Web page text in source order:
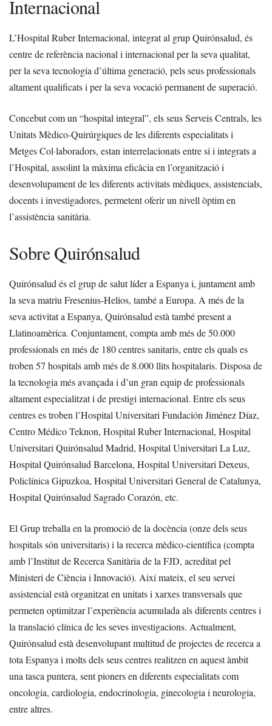
Internacional
L’Hospital Ruber Internacional, integrat al grup Quirónsalud, és
centre de referència nacional i internacional per la seva qualitat,
per la seva tecnologia d’última generació, pels seus professionals
altament qualificats i per la seva vocació permanent de superació.
Concebut com un “hospital integral”, els seus Serveis Centrals, les
Unitats Mèdico-Quirúrgiques de les diferents especialitats i
Metges Col·laboradors, estan interrelacionats entre si i integrats a
l’Hospital, assolint la màxima eficàcia en l’organització i
desenvolupament de les diferents activitats mèdiques, assistencials,
docents i investigadores, permetent oferir un nivell òptim en
l’assistència sanitària.
Sobre Quirónsalud
Quirónsalud és el grup de salut líder a Espanya i, juntament amb
la seva matriu Fresenius-Helios, també a Europa. A més de la
seva activitat a Espanya, Quirónsalud està també present a
Llatinoamèrica. Conjuntament, compta amb més de 50.000
professionals en més de 180 centres sanitaris, entre els quals es
troben 57 hospitals amb més de 8.000 llits hospitalaris. Disposa de
la tecnologia més avançada i d’un gran equip de professionals
altament especialitzat i de prestigi internacional. Entre els seus
centres es troben l’Hospital Universitari Fundación Jiménez Díaz,
Centro Médico Teknon, Hospital Ruber Internacional, Hospital
Universitari Quirónsalud Madrid, Hospital Universitari La Luz,
Hospital Quirónsalud Barcelona, Hospital Universitari Dexeus,
Policlínica Gipuzkoa, Hospital Universitari General de Catalunya,
Hospital Quirónsalud Sagrado Corazón, etc.
El Grup treballa en la promoció de la docència (onze dels seus
hospitals són universitaris) i la recerca mèdico-científica (compta
amb l’Institut de Recerca Sanitària de la FJD, acreditat pel
Ministeri de Ciència i Innovació). Així mateix, el seu servei
assistencial està organitzat en unitats i xarxes transversals que
permeten optimitzar l’experiència acumulada als diferents centres i
la translació clínica de les seves investigacions. Actualment,
Quirónsalud està desenvolupant multitud de projectes de recerca a
tota Espanya i molts dels seus centres realitzen en aquest àmbit
una tasca puntera, sent pioners en diferents especialitats com
oncologia, cardiologia, endocrinologia, ginecologia i neurologia,
entre altres.